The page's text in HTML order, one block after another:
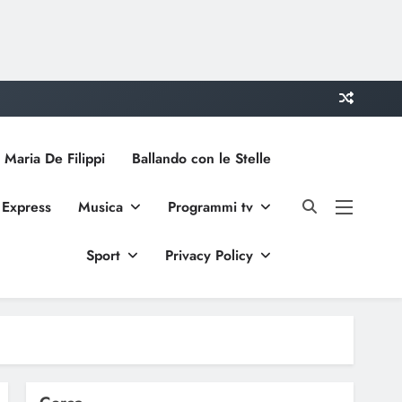
De Filippi Ballando con le Stelle
Musica Programmi tv
Sport Privacy Policy